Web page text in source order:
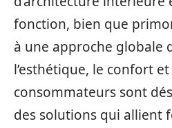
fonction, bien que
à une approche globale
l’esthétique, le confort
consommateurs sont
des solutions qui allient